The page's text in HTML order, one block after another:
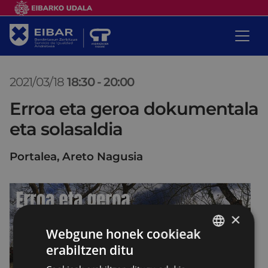
2021/03/18 18:30 -20:00
Erroa eta geroa dokumentala
eta solasaldia
Portalea, Areto Nagusia
×
Webgune honek cookieak
erabiltzen ditu